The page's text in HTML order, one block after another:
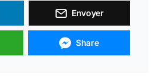
Envoyer
Share